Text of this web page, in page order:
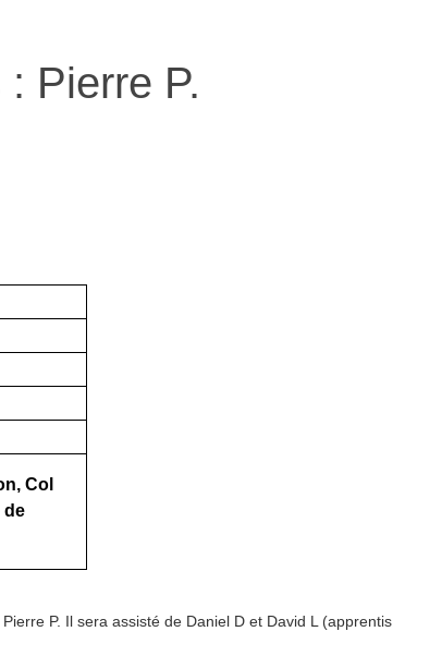
Pierre P.
Col
de
P. Il sera assisté de Daniel D et David L (apprentis